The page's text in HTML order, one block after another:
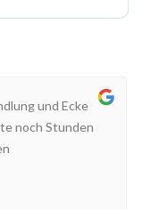
und Ecke
noch Stunden